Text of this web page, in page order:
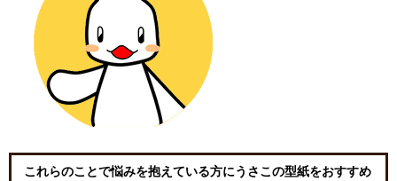
これらのことで悩みを抱えている方にうさこの型紙をおすすめ